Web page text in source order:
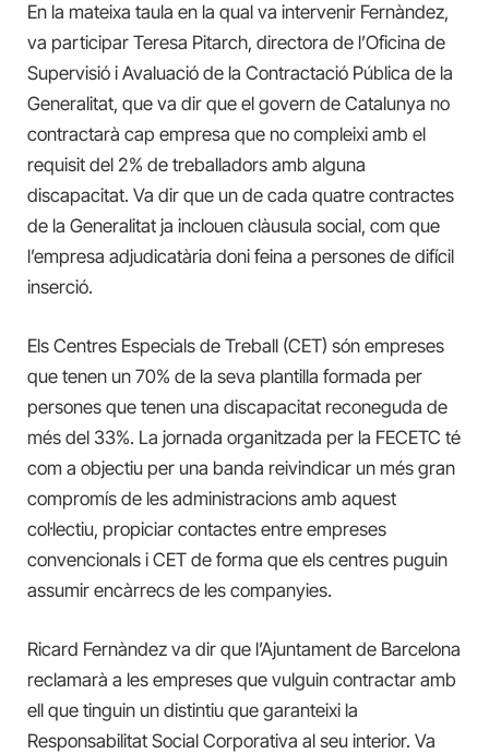
En la mateixa taula en la qual va intervenir Fernàndez,
va participar Teresa Pitarch, directora de l’Oficina de
Supervisió i Avaluació de la Contractació Pública de la
Generalitat, que va dir que el govern de Catalunya no
contractarà cap empresa que no compleixi amb el
requisit del 2% de treballadors amb alguna
discapacitat. Va dir que un de cada quatre contractes
de la Generalitat ja inclouen clàusula social, com que
l’empresa adjudicatària doni feina a persones de difícil
inserció.
Els Centres Especials de Treball (CET) són empreses
que tenen un 70% de la seva plantilla formada per
persones que tenen una discapacitat reconeguda de
més del 33%. La jornada organitzada per la FECETC té
com a objectiu per una banda reivindicar un més gran
compromís de les administracions amb aquest
col·lectiu, propiciar contactes entre empreses
convencionals i CET de forma que els centres puguin
assumir encàrrecs de les companyies.
Ricard Fernàndez va dir que l’Ajuntament de Barcelona
reclamarà a les empreses que vulguin contractar amb
ell que tinguin un distintiu que garanteixi la
Responsabilitat Social Corporativa al seu interior. Va